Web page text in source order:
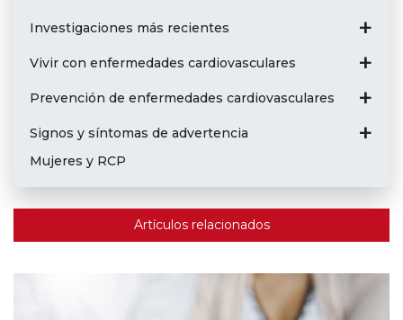
Investigaciones más recientes
Vivir con enfermedades cardiovasculares
Prevención de enfermedades cardiovasculares
Signos y síntomas de advertencia
Mujeres y RCP
Artículos relacionados